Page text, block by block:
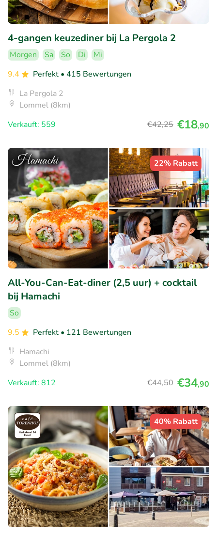
4-gangen keuzediner bij La Pergola 2
Morgen Sa So Di
Mi
9.4
Perfekt • 415 Bewertungen
La Pergola 2
Lommel (8km)
Verkauft: 559
€42,25 €18,90
22% Rabatt
All-You-Can-Eat-diner (2,5 uur) + cocktail
bij Hamachi
So
9.5
Perfekt • 121 Bewertungen
Hamachi
Lommel (8km)
Verkauft: 812
€44,50 €34,90
40% Rabatt